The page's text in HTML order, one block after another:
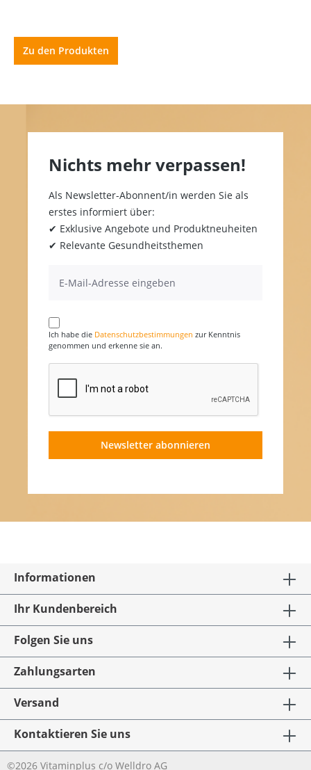
Zu den Produkten
Nichts mehr verpassen!
Als Newsletter-Abonnent/in werden Sie als
erstes informiert über:
✔ Exklusive Angebote und Produktneuheiten
✔ Relevante Gesundheitsthemen
Ich habe die Datenschutzbestimmungen zur Kenntnis
genommen und erkenne sie an.
Newsletter abonnieren
Informationen
Ihr Kundenbereich
Folgen Sie uns
Zahlungsarten
Versand
Kontaktieren Sie uns
©2026 Vitaminplus c/o Welldro AG